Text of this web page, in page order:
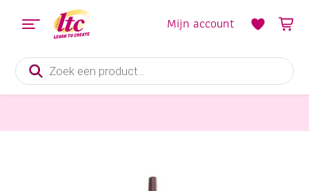
Producten
zoeken
Mijn account